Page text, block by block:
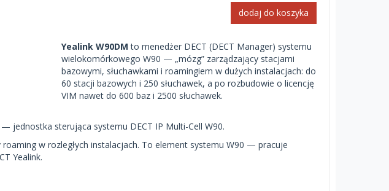
dodaj do koszyka
Yealink W90DM to menedżer DECT (DECT Manager) systemu
wielokomórkowego W90 — „mózg” zarządzający stacjami
bazowymi, słuchawkami i roamingiem w dużych instalacjach: do
60 stacji bazowych i 250 słuchawek, a po rozbudowie o licencję
VIM nawet do 600 baz i 2500 słuchawek.
jednostka sterująca systemu DECT IP Multi-Cell W90.
w rozległych instalacjach. To element systemu W90 — pracuje
Yealink.